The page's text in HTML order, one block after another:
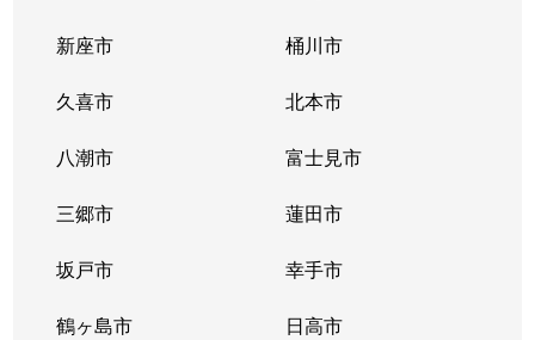
新座市 桶川市
久喜市 北本市
八潮市 富士見市
三郷市 蓮田市
坂戸市 幸手市
鶴ヶ島市 日高市